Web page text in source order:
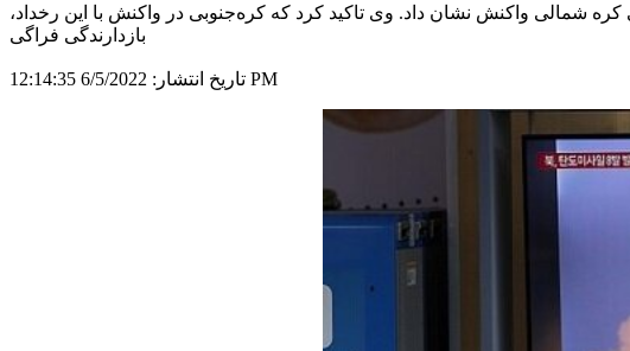
شمالی واکنش نشان داد. وی تاکید کرد که کره‌جنوبی در واکنش با این رخداد،
بازدارندگی فراگی
تاریخ انتشار: 6/5/2022 12:14:35 PM